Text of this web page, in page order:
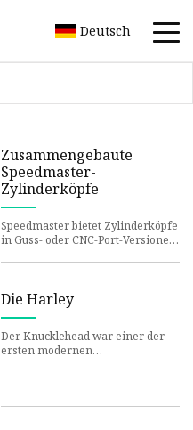
Deutsch
Zusammengebaute
Speedmaster-
Zylinderköpfe
Speedmaster bietet Zylinderköpfe
in Guss- oder CNC-Port-Versionen
Die Harley
Der Knucklehead war einer der
ersten modernen